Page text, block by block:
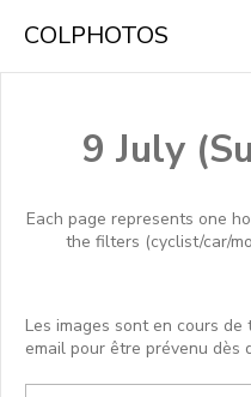
COLPHOTOS
9 July
Each page represents one
the filters (cyclist/car/
Les images sont en cours
email pour être prévenu dès